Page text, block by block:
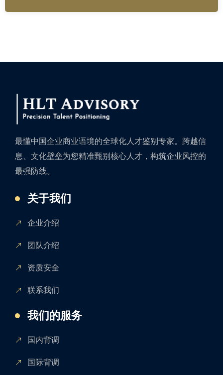
最懂中国企业商业语境的全球化人才鉴别专家。跨越信
息、文化壁垒为您精准甄别核心人才，构筑企业风控的
最强防线。
关于我们
企业介绍
团队介绍
资质安全
联系我们
我们的服务
国内背调
国际背调